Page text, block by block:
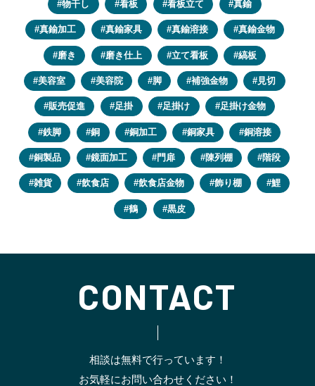
物干し 看板 看板立て 真鍮
真鍮加工 真鍮家具 真鍮溶接 真鍮金物
磨き 磨き仕上 立て看板 縞板
美容室 美容院 脚 補強金物 見切
販売促進 足掛 足掛け 足掛け金物
鉄脚 銅 銅加工 銅家具 銅溶接
銅製品 鏡面加工 門扉 陳列棚 階段
雑貨 飲食店 飲食店金物 飾り棚 鯉
鶴 黒皮
CONTACT
相談は無料で行っています！
お気軽にお問い合わせください！